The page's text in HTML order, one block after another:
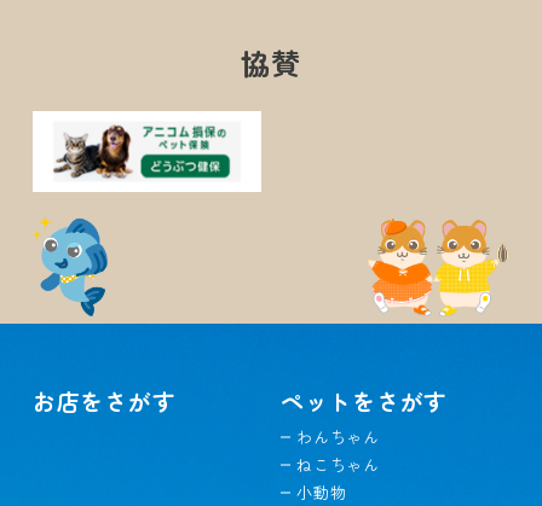
協賛
お店をさがす ペットをさがす
わんちゃん
ねこちゃん
小動物